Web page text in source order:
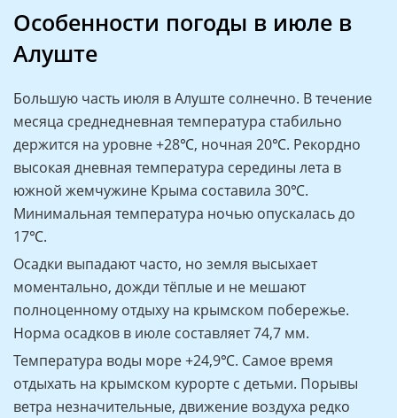
Особенности погоды в июле в
Алуште
Большую часть июля в Алуште солнечно. В течение
месяца среднедневная температура стабильно
держится на уровне +28℃, ночная 20℃. Рекордно
высокая дневная температура середины лета в
южной жемчужине Крыма составила 30℃.
Минимальная температура ночью опускалась до
17℃.
Осадки выпадают часто, но земля высыхает
моментально, дожди тёплые и не мешают
полноценному отдыху на крымском побережье.
Норма осадков в июле составляет 74,7 мм.
Температура воды море +24,9℃. Самое время
отдыхать на крымском курорте с детьми. Порывы
ветра незначительные, движение воздуха редко